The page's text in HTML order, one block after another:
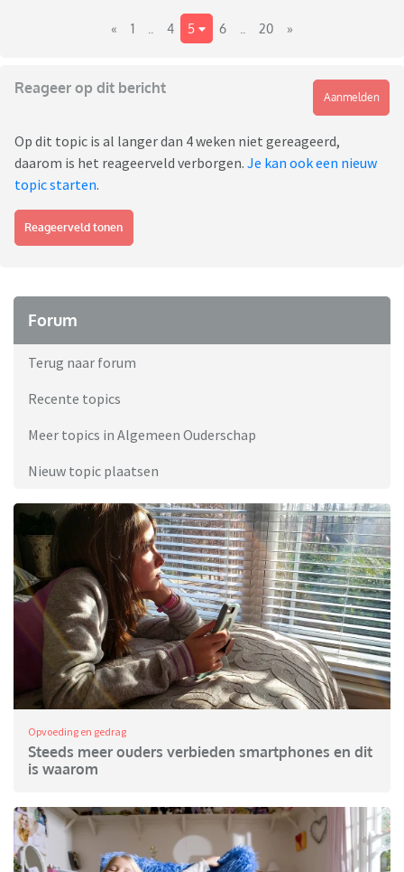
« 1 4 5 6 20 »
Reageer op dit bericht
Aanmelden
Op dit topic is al langer dan 4 weken niet gereageerd,
daarom is het reageerveld verborgen. Je kan ook een nieuw
topic starten.
Reageerveld tonen
Forum
Terug naar forum
Recente topics
Meer topics in Algemeen Ouderschap
Nieuw topic plaatsen
Opvoeding en gedrag
Steeds meer ouders verbieden smartphones en dit
is waarom